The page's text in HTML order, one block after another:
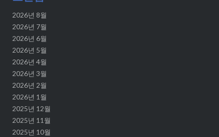
2026년 8월
2026년 7월
2026년 6월
2026년 5월
2026년 4월
2026년 3월
2026년 2월
2026년 1월
2025년 12월
2025년 11월
2025년 10월